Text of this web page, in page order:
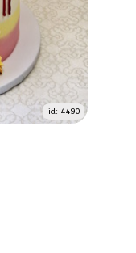
id: 4490